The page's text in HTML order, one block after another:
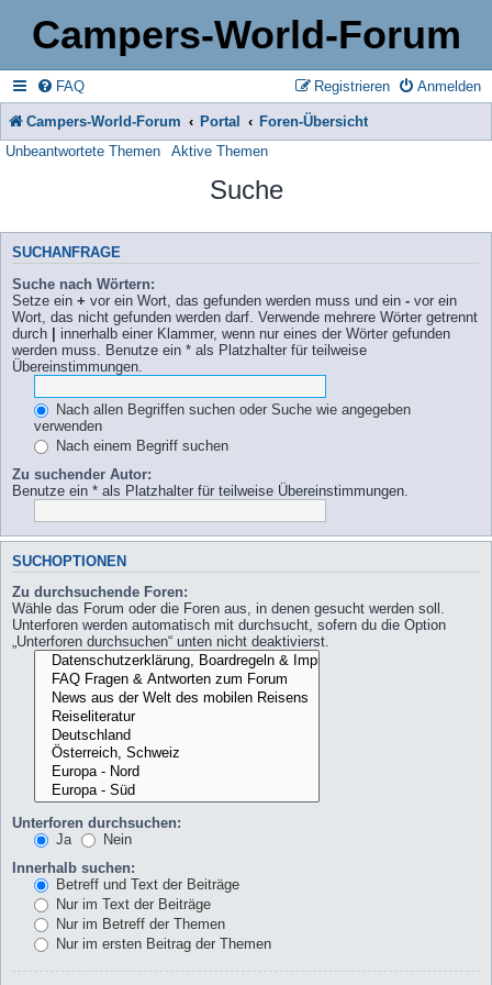
Campers-World-Forum
FAQ Anmelden
Registrieren
Campers-World-Forum Portal
Foren-Übersicht
Unbeantwortete Themen
Aktive Themen
Suche
SUCHANFRAGE
Suche nach Wörtern:
Setze ein + vor ein Wort, das gefunden werden muss und ein - vor ein
Wort, das nicht gefunden werden darf. Verwende mehrere Wörter getrennt
durch | innerhalb einer Klammer, wenn nur eines der Wörter gefunden
werden muss. Benutze ein * als Platzhalter für teilweise
Übereinstimmungen.
Nach allen Begriffen suchen oder Suche wie angegeben
verwenden
Nach einem Begriff suchen
Zu suchender Autor:
Benutze ein * als Platzhalter für teilweise Übereinstimmungen.
SUCHOPTIONEN
Zu durchsuchende Foren:
Wähle das Forum oder die Foren aus, in denen gesucht werden soll.
Unterforen werden automatisch mit durchsucht, sofern du die Option
„Unterforen durchsuchen“ unten nicht deaktivierst.
Unterforen durchsuchen:
Ja
Nein
Innerhalb suchen:
Betreff und Text der Beiträge
Nur im Text der Beiträge
Nur im Betreff der Themen
Nur im ersten Beitrag der Themen